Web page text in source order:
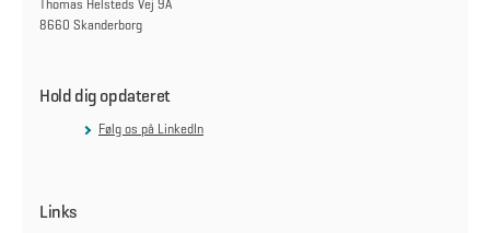
Thomas Helsteds Vej 9A
8660 Skanderborg
Hold dig opdateret
Følg os på LinkedIn
Links